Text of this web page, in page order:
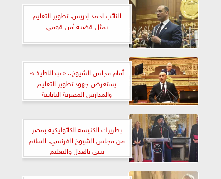
النائب احمد إدريس: تطوير التعليم
يمثل قضية أمن قومي
أمام مجلس الشيوخ.. «عبداللطيف»
يستعرض جهود تطوير التعليم
والمدارس المصرية اليابانية
واستعدادات الثانوية العامة...
بطريرك الكنيسة الكاثوليكية بمصر
من مجلس الشيوخ الفرنسي: السلام
يبنى بالعدل والتعليم